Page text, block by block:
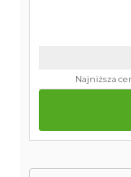
Najniższa